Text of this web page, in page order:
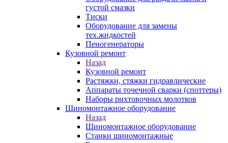
густой смазки
Тиски
Оборудование для замены
тех.жидкостей
Пеногенераторы
Кузовной ремонт
Назад
Кузовной ремонт
Растяжки, стяжки гидравлические
Аппараты точечной сварки (споттеры)
Наборы рихтовочных молотков
Шиномонтажное оборудование
Назад
Шиномонтажное оборудование
Станки шиномонтажные